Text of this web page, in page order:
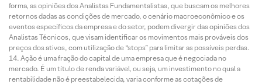
forma, as opiniões dos Analistas Fundamentalistas, que buscam os melhores
retornos dadas as condições de mercado, o cenário macroeconômico e os
eventos específicos da empresa e do setor, podem divergir das opiniões dos
Analistas Técnicos, que visam identificar os movimentos mais prováveis dos
preços dos ativos, com utilização de “stops” para limitar as possíveis perdas.
Ação é uma fração do capital de uma empresa que é negociada no
mercado. É um título de renda variável, ou seja, um investimento no qual a
rentabilidade não é preestabelecida, varia conforme as cotações de